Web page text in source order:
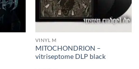
VINYL M
MITOCHONDRION –
vitriseptome DLP black